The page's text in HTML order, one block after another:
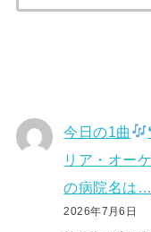
今日の1曲
リア・オー
の病院名は…
2026年7月6日